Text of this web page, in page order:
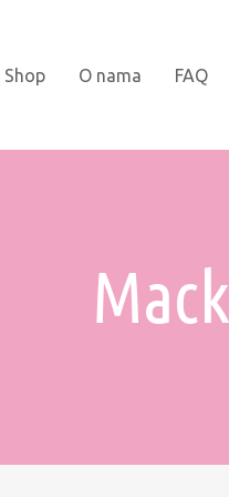
Shop
Kartonske slikovnice
Slikovnice sa naljepnicama
O nama FAQ
Mack